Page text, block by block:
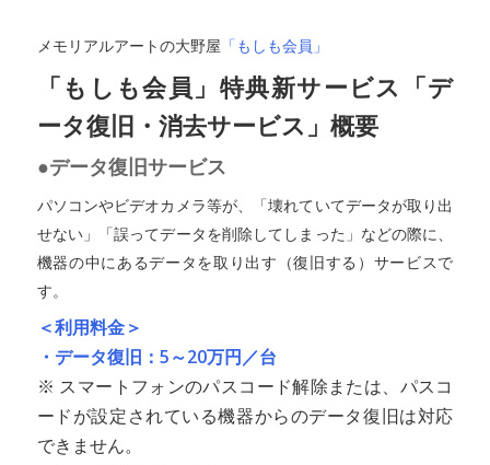
メモリアルアートの大野屋 「もしも会員」
「もしも会員」特典新サービス「デ
ータ復旧・消去サービス」概要
●データ復旧サービス
パソコンやビデオカメラ等が、「壊れていてデータが取り出
せない」「誤ってデータを削除してしまった」などの際に、
機器の中にあるデータを取り出す（復旧する）サービスで
す。
＜利用料金＞
・データ復旧：5～20万円／台
※ スマートフォンのパスコード解除または、パスコ
ードが設定されている機器からのデータ復旧は対応
できません。